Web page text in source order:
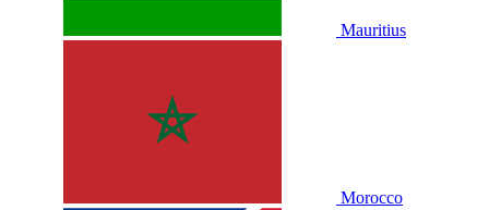
Mauritius
Morocco